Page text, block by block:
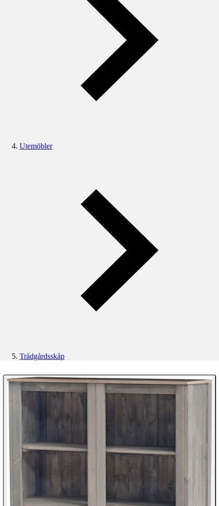
Utemöbler
Trädgårdsskåp